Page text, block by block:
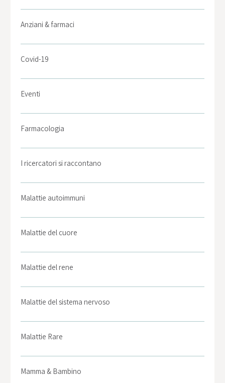
Anziani & farmaci
Covid-19
Eventi
Farmacologia
I ricercatori si raccontano
Malattie autoimmuni
Malattie del cuore
Malattie del rene
Malattie del sistema nervoso
Malattie Rare
Mamma & Bambino